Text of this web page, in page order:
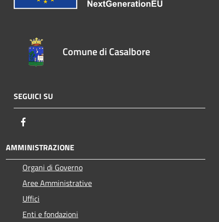
Comune di Casalbore
SEGUICI SU
AMMINISTRAZIONE
Organi di Governo
Aree Amministrative
Uffici
Enti e fondazioni